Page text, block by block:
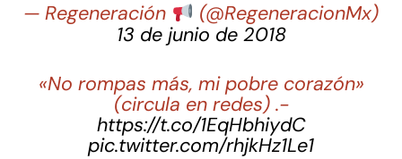
— Regeneración
󠁲 (@RegeneracionMx)
13 de junio de 2018
«No rompas más, mi pobre corazón»
(circula en redes) .-
https://t.co/1EqHbhiydC
pic.twitter.com/rhjkHz1Le1